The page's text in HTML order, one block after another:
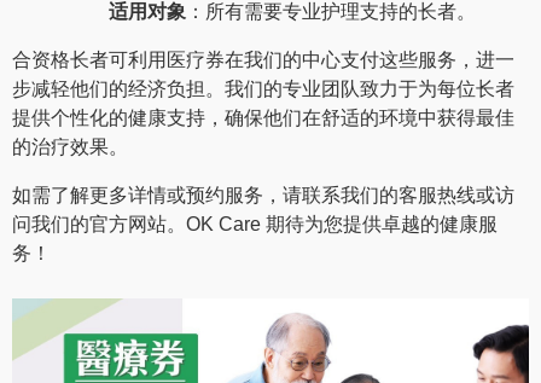
适用对象 ：所有需要专业护理支持的长者。
合资格长者可利用医疗券在我们的中心支付这些服务，进一
步减轻他们的经济负担。我们的专业团队致力于为每位长者
提供个性化的健康支持，确保他们在舒适的环境中获得最佳
的治疗效果。
如需了解更多详情或预约服务，请联系我们的客服热线或访
问我们的官方网站。OK Care 期待为您提供卓越的健康服
务！